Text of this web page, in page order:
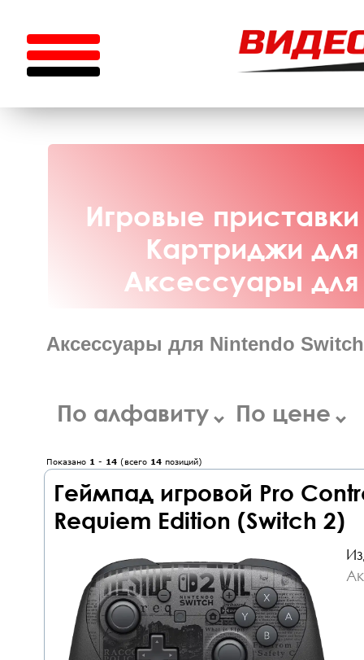
Игровые
Картриджи
Аксессуары для
Аксессуары для Nintendo
По алфавиту По цене
Показано 1 - 14 (всего 14 позиций)
Геймпад игровой Pro
Requiem Edition (Switch 2)